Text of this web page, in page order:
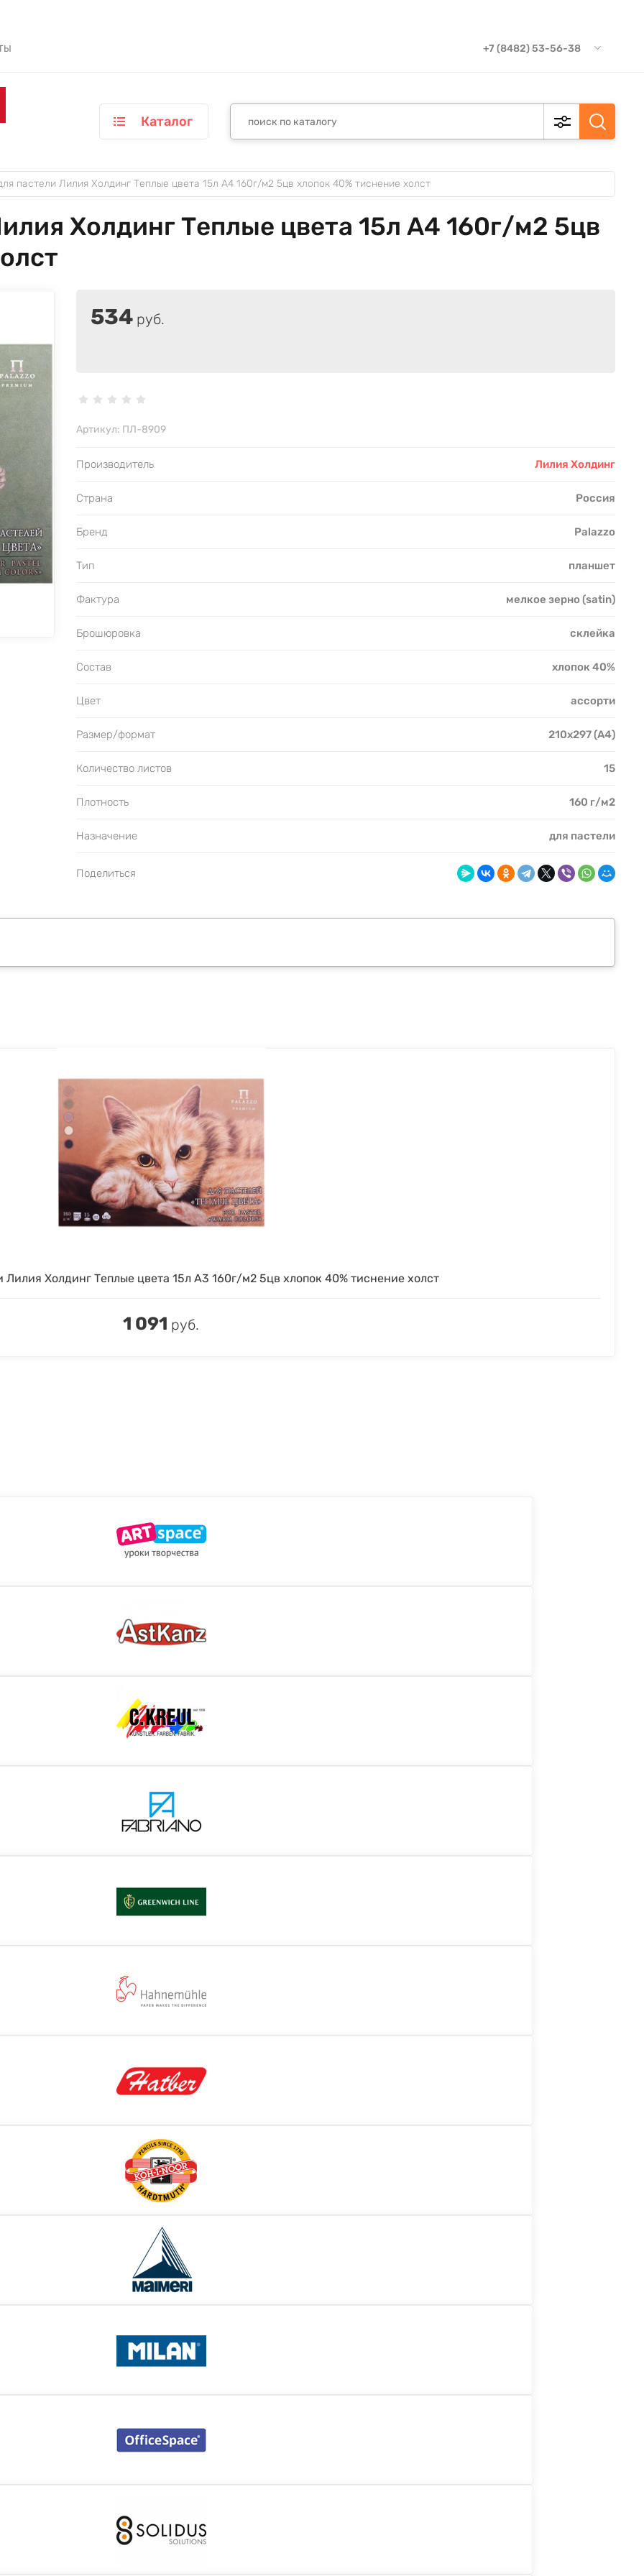
+7 (8482) 53-56-38
Каталог
пастели Лилия Холдинг Теплые цвета 15л А4 160г/м2 5цв хлопок 40% тиснение холст
Холдинг Теплые цвета 15л А4 160г/м2 5цв
534 руб.
Артикул: ПЛ-8909
Производитель Лилия Холдинг
Страна Россия
Бренд Palazzo
Тип планшет
Фактура мелкое зерно (satin)
Брошюровка склейка
Состав хлопок 40%
Цвет ассорти
Размер/формат 210х297 (А4)
Количество листов 15
Плотность 160 г/м2
Назначение для пастели
Поделиться
Лилия Холдинг Теплые цвета 15л А3 160г/м2 5цв хлопок 40% тиснение холст
1 091 руб.